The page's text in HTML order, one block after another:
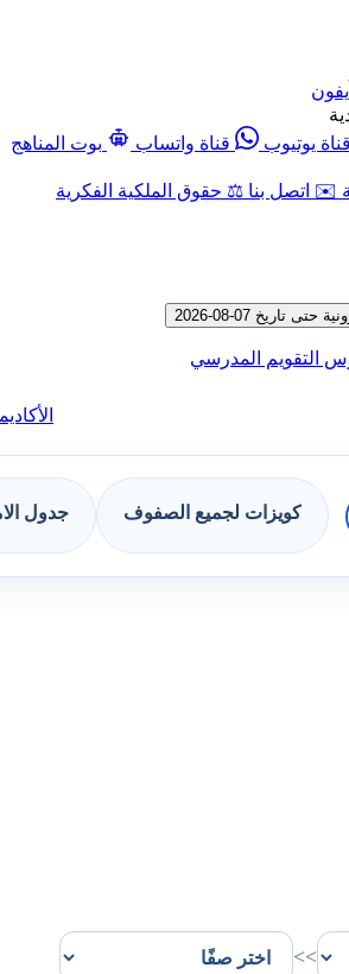
قناة يوتيوب قناة واتساب
بوت المناهج
✉️ اتصل بنا ⚖️ حقوق الملكية الفكرية
07-08-2026
التقويم المدرسي
كويزات لجميع الصفوف جدول
>>